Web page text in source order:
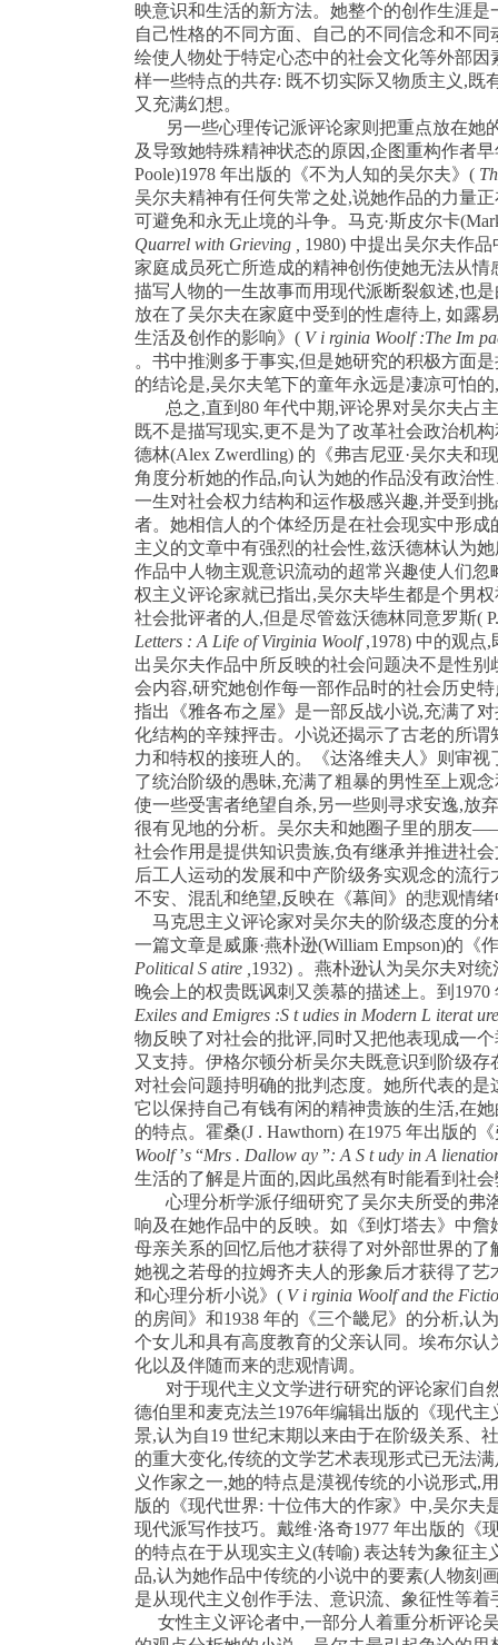
映意识和生活的新方法。她整个的创作生涯
自己性格的不同方面、自己的不同信念和不同
绘使人物处于特定心态中的社会文化等外部
样一些特点的共存: 既不切实际又物质主义 ,既
又充满幻想。
另一些心理传记派评论家则把重点放在她
及导致她特殊精神状态的原因 ,企图重构作者
Poole)1978 年出版的《不为人知的吴尔夫》 (
吴尔夫精神有任何失常之处,说她作品的力量
可避免和永无止境的斗争。马克·斯皮尔卡
Quarrel with Grieving , 1980) 中提出吴尔夫作
家庭成员死亡所造成的精神创伤使她无法从情
描写人物的一生故事而用现代派断裂叙述,也
放在了吴尔夫在家庭中受到的性虐待上, 如露
生活及创作的影响》 ( V i rginia Woolf :The Im
。书中推测多于事实,但是她研究的积极方面
的结论是,吴尔夫笔下的童年永远是凄凉可怕的,
总之,直到 80 年代中期,评论界对吴尔夫占
既不是描写现实,更不是为了改革社会政治机
德林(Alex Zwerdling) 的《弗吉尼亚·吴尔夫和
角度分析她的作品,向认为她的作品没有政治
一生对社会权力结构和运作极感兴趣,并受到
者。她相信人的个体经历是在社会现实中形成
主义的文章中有强烈的社会性,兹沃德林认为
作品中人物主观意识流动的超常兴趣使人们
权主义评论家就已指出,吴尔夫毕生都是个男
社会批评者的人 ,但是尽管兹沃德林同意罗斯(
Letters : A Life of Virginia Woolf,1978) 中的观点,
出吴尔夫作品中所反映的社会问题决不是性
会内容,研究她创作每一部作品时的社会历史特
指出《雅各布之屋》是一部反战小说,充满了
化结构的辛辣抨击。小说还揭示了古老的所
力和特权的接班人的。《达洛维夫人》则审视
了统治阶级的愚昧,充满了粗暴的男性至上观
使一些受害者绝望自杀,另一些则寻求安逸,放
很有见地的分析。吴尔夫和她圈子里的朋友
社会作用是提供知识贵族,负有继承并推进社
后工人运动的发展和中产阶级务实观念的流
不安、混乱和绝望,反映在《幕间》的悲观情
马克思主义评论家对吴尔夫的阶级态度的
一篇文章是威廉·燕朴逊(William Empson)的《
Political S atire , 1932) 。燕朴逊认为吴尔夫对
晚会上的权贵既讽刺又羡慕的描述上。到 1970
Exiles and Emigres :S t udies in Modern L iterat
物反映了对社会的批评,同时又把他表现成一
又支持。伊格尔顿分析吴尔夫既意识到阶级存
对社会问题持明确的批判态度。她所代表的是
它以保持自己有钱有闲的精神贵族的生活,在
的特点。霍桑(J . Hawthorn) 在1975 年出版的《
Woolf’s “Mrs . Dallow ay ”: A S t udy in A
生活的了解是片面的,因此虽然有时能看到社
心理分析学派仔细研究了吴尔夫所受的弗
响及在她作品中的反映。如《到灯塔去》中
母亲关系的回忆后他才获得了对外部世界的了
她视之若母的拉姆齐夫人的形象后才获得了艺
和心理分析小说》 ( V i rginia Woolf and the
的房间》和1938 年的《三个畿尼》的分析,认
个女儿和具有高度教育的父亲认同。埃布尔认
化以及伴随而来的悲观情调。
对于现代主义文学进行研究的评论家们自
德伯里和麦克法兰1976年编辑出版的《现代主
景,认为自19 世纪末期以来由于在阶级关系、
的重大变化,传统的文学艺术表现形式已无法
义作家之一,她的特点是漠视传统的小说形式,
版的《现代世界: 十位伟大的作家》中,吴尔夫
现代派写作技巧。戴维·洛奇1977 年出版的《
的特点在于从现实主义(转喻) 表达转为象征主
品,认为她作品中传统的小说中的要素(人物刻
是从现代主义创作手法、意识流、象征性等
女性主义评论者中,一部分人着重分析评论